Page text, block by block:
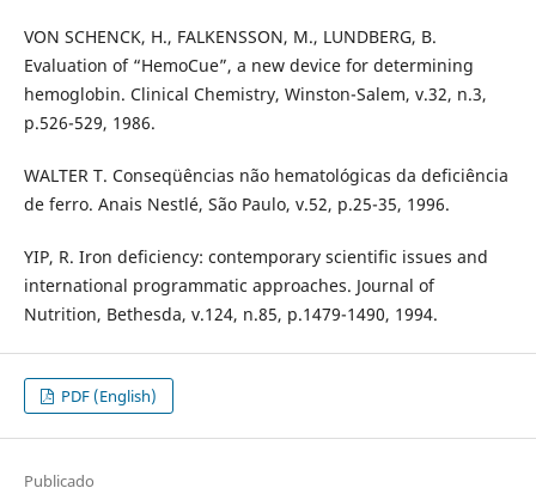
VON SCHENCK, H., FALKENSSON, M., LUNDBERG, B.
Evaluation of “HemoCue”, a new device for determining
hemoglobin. Clinical Chemistry, Winston-Salem, v.32, n.3,
p.526-529, 1986.
WALTER T. Conseqüências não hematológicas da deficiência
de ferro. Anais Nestlé, São Paulo, v.52, p.25-35, 1996.
YIP, R. Iron deficiency: contemporary scientific issues and
international programmatic approaches. Journal of
Nutrition, Bethesda, v.124, n.85, p.1479-1490, 1994.
PDF (English)
Publicado